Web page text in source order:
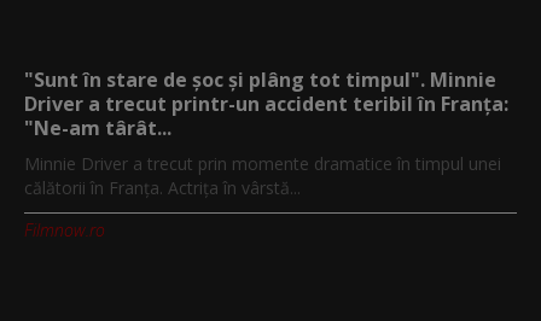
"Sunt în stare de șoc și plâng tot timpul". Minnie
Driver a trecut printr-un accident teribil în Franța:
"Ne-am târât...
Minnie Driver a trecut prin momente dramatice în timpul unei
călătorii în Franța. Actrița în vârstă...
Filmnow.ro